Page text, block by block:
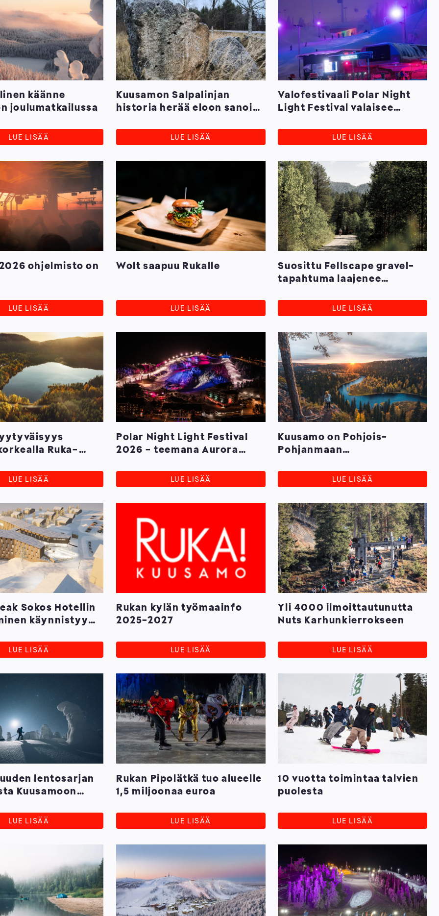
käänne
joulumatkailussa
LUE LISÄÄ
Kuusamon Salpalinjan
historia herää eloon sanoin,
LUE LISÄÄ
Valofestivaali Polar Night
Light Festival valaisee
LUE LISÄÄ
ohjelmisto on
LUE LISÄÄ
Wolt saapuu Rukalle
LUE LISÄÄ
Suosittu Fellscape gravel-
tapahtuma laajenee
2026
LUE LISÄÄ
Ruka-
LUE LISÄÄ
Polar Night Light Festival
2026 - teemana Aurora
LUE LISÄÄ
Kuusamo on Pohjois-
Pohjanmaan
LUE LISÄÄ
Sokos Hotellin
käynnistyy
LUE LISÄÄ
Rukan kylän työmaainfo
2025-2027
LUE LISÄÄ
Yli 4000 ilmoittautunutta
Nuts Karhunkierrokseen
LUE LISÄÄ
uuden lentosarjan
Kuusamoon
LUE LISÄÄ
Rukan Pipolätkä tuo alueelle
1,5 miljoonaa euroa
LUE LISÄÄ
10 vuotta toimintaa talvien
puolesta
LUE LISÄÄ